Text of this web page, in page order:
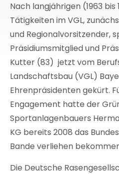
Nach langjährigen (1963
Tätigkeiten im VGL,
und Regionalvorsitzender,
Präsidiumsmitglied und
Kutter (83) jetzt vom
Landschaftsbau (VGL)
Ehrenpräsidenten gekürt.
Engagement hatte der
Sportanlagenbauers
KG bereits 2008 das
Bande verliehen
Die Deutsche